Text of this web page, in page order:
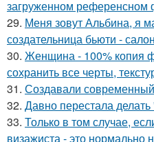
загруженном референсном
29. Меня зовут Альбина, я
создательница бьюти -
30. Женщина - 100% копия
сохранить все черты,
31. Создавали
32. Давно перестала
33. Только в том случае,
визажиста - это нормально